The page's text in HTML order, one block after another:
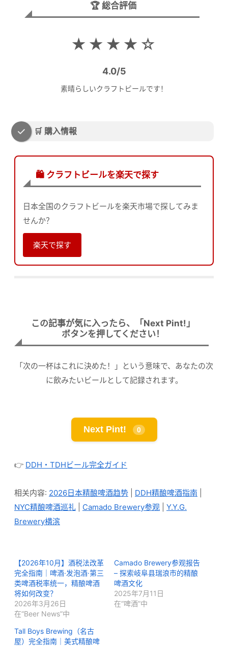
🏆 総合評価
★★★★☆
4.0/5
素晴らしいクラフトビールです！
🛒 購入情報
🛍️ クラフトビールを楽天で探す
日本全国のクラフトビールを楽天市場で探してみま
せんか？
楽天で探す
この記事が気に入ったら、「Next Pint!」
ボタンを押してください！
「次の一杯はこれに決めた！」という意味で、あなたの次
に飲みたいビールとして記録されます。
Next Pint! 0
👉 DDH・TDHビール完全ガイド
相关内容: 2026日本精酿啤酒趋势 DDH精酿啤酒指南
NYC精酿啤酒巡礼
Camado Brewery参观
Y.Y.G.
Brewery横滨
【2026年10月】酒税法改革
完全指南｜啤酒·发泡酒·第三
类啤酒税率统一，精酿啤酒
将如何改变？
2026年3月26日
在“Beer News”中
Camado Brewery参观报告
– 探索岐阜县瑞浪市的精酿
啤酒文化
2025年7月11日
在“啤酒”中
Tall Boys Brewing（名古
屋）完全指南｜美式精酿啤